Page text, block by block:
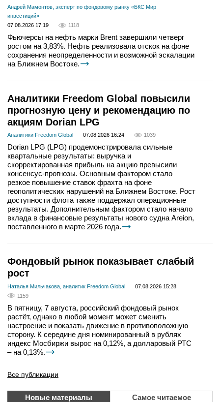
Андрей Мамонтов, эксперт по фондовому рынку «БКС Мир
инвестиций»
07.08.2026 17:19
1118
Фьючерсы на нефть марки Brent завершили четверг
ростом на 3,83%. Нефть реализовала отскок на фоне
сохранения неопределенности и возможной эскалации
на Ближнем Востоке.
Аналитики Freedom Global повысили
прогнозную цену и рекомендацию по
акциям Dorian LPG
Аналитики Freedom Global 07.08.2026 16:24 1039
Dorian LPG (LPG) продемонстрировала сильные
квартальные результаты: выручка и
скорректированная прибыль на акцию превысили
консенсус-прогнозы. Основным фактором стало
резкое повышение ставок фрахта на фоне
геополитических нарушений на Ближнем Востоке. Рост
доступности флота также поддержал операционные
результаты. Дополнительным фактором стало начало
вклада в финансовые результаты нового судна Areion,
поставленного в марте 2026 года.
Фондовый рынок показывает слабый
рост
Наталья Мильчакова, аналитик Freedom Global
07.08.2026 15:28
1159
В пятницу, 7 августа, российский фондовый рынок
растёт, однако в любой момент может сменить
настроение и показать движение в противоположную
сторону. К середине дня номинированный в рублях
индекс Мосбиржи вырос на 0,12%, а долларовый РТС
– на 0,13%.
Все публикации
Новые материалы Самое читаемое